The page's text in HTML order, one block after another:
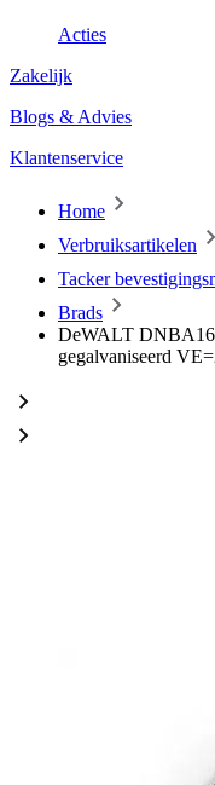
Acties
Zakelijk
Blogs & Advies
Klantenservice
Home
Verbruiksartikelen
Tacker
Brads
DeWALT
gegalvaniseerd